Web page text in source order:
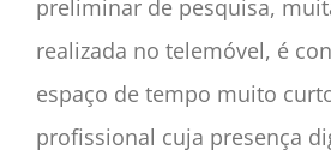
preliminar de pesquisa,
realizada no telemóvel, é
espaço de tempo muito
profissional cuja presença